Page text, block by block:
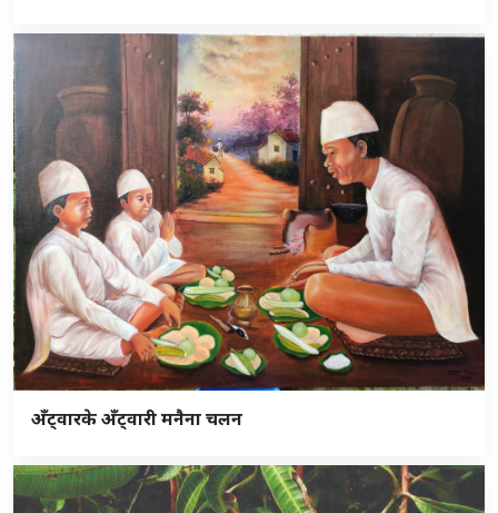
अँट्वारके अँट्वारी मनैना चलन